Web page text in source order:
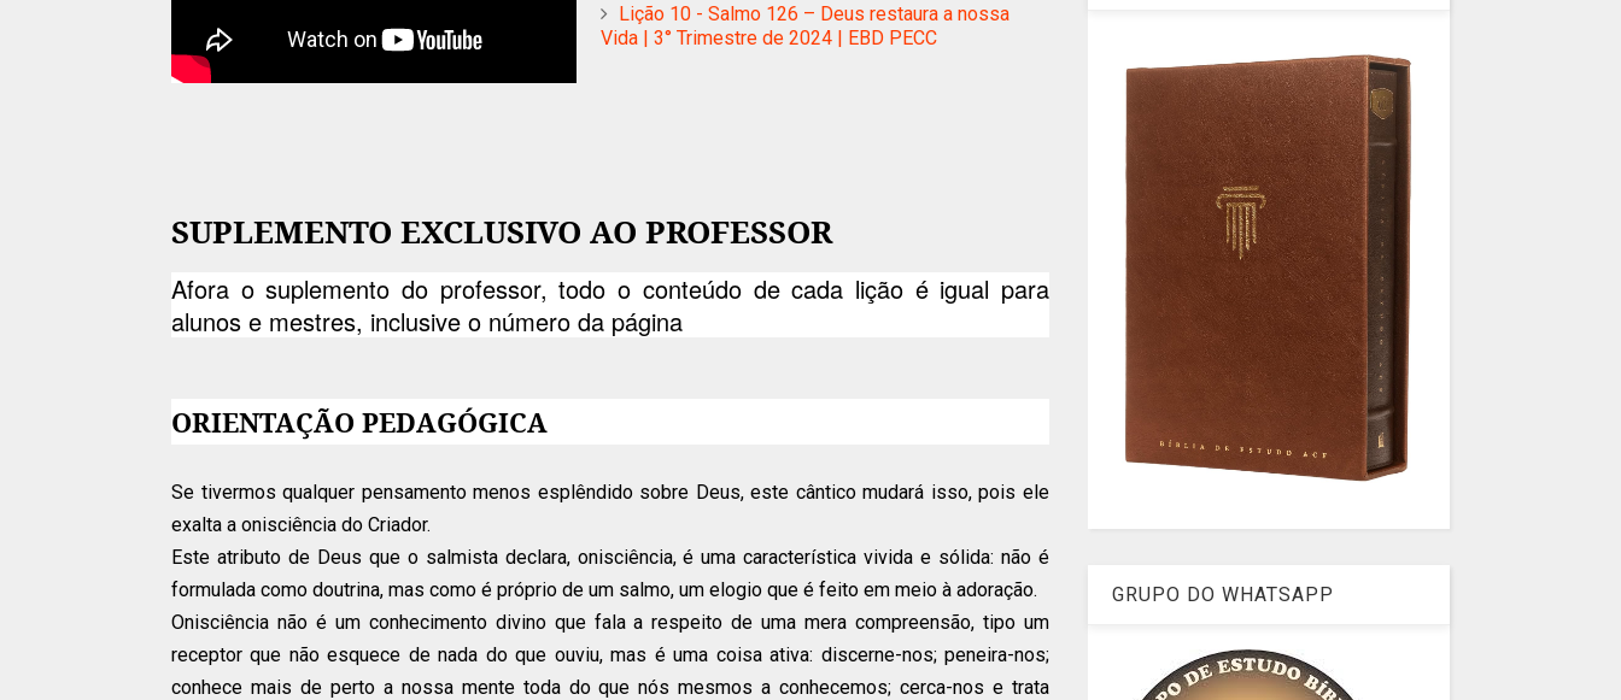
Lição 10 - Salmo 126 – Deus restaura a nossa
Vida | 3° Trimestre de 2024 | EBD PECC
SUPLEMENTO EXCLUSIVO AO PROFESSOR
Afora o suplemento do professor, todo o conteúdo de cada lição é igual para
alunos e mestres, inclusive o número da página
ORIENTAÇÃO PEDAGÓGICA
Se tivermos qualquer pensamento menos esplêndido sobre Deus, este cântico mudará isso, pois ele
exalta a onisciência do Criador.
Este atributo de Deus que o salmista declara, onisciência, é uma característica vivida e sólida: não é
formulada como doutrina, mas como é próprio de um salmo, um elogio que é feito em meio à adoração.
Onisciência não é um conhecimento divino que fala a respeito de uma mera compreensão, tipo um
receptor que não esquece de nada do que ouviu, mas é uma coisa ativa: discerne-nos; peneira-nos;
conhece mais de perto a nossa mente toda do que nós mesmos a conhecemos; cerca-nos e trata
GRUPO DO WHATSAPP